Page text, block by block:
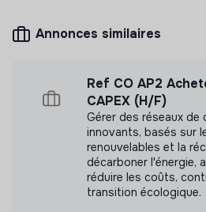
Mesure d'impact
Découvrir l'étude
Labels et certifications
Annonces similaires
Ref CO AP2
CAPEX (H/F)
Gérer des réseaux de
innovants, basés sur
renouvelables et la
décarboner l'énergie,
réduire les coûts,
transition écologique.